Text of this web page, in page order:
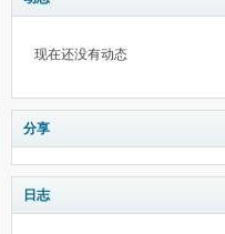
现在还没有动态
分享
日志